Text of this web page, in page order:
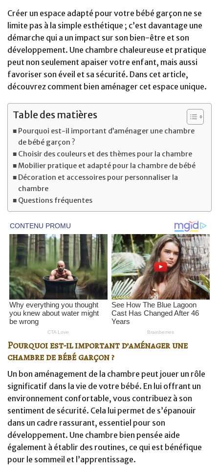
Créer un espace adapté pour votre bébé garçon ne se
limite pas à la simple esthétique ; c’est davantage une
démarche qui a un impact sur son bien-être et son
développement. Une chambre chaleureuse et pratique
peut non seulement apaiser votre enfant, mais aussi
favoriser son éveil et sa sécurité. Dans cet article,
découvrez comment bien aménager cet espace unique.
Table des matières
Pourquoi est-il important d’aménager une chambre
de bébé garçon ?
Choisir des couleurs et des thèmes pour la chambre
Mobilier pratique et adapté pour la chambre de bébé
Décoration et accessoires pour personnaliser la
chambre
Questions fréquentes
Pourquoi est-il important d’aménager une
chambre de bébé garçon ?
Un bon aménagement de la chambre peut jouer un rôle
significatif dans la vie de votre bébé. En lui offrant un
environnement confortable, vous contribuez à son
sentiment de sécurité. Cela lui permet de s’épanouir
dans un cadre rassurant, essentiel pour son
développement. Une chambre bien pensée aide
également à établir des routines, ce qui est bénéfique
pour le sommeil et l’apprentissage.